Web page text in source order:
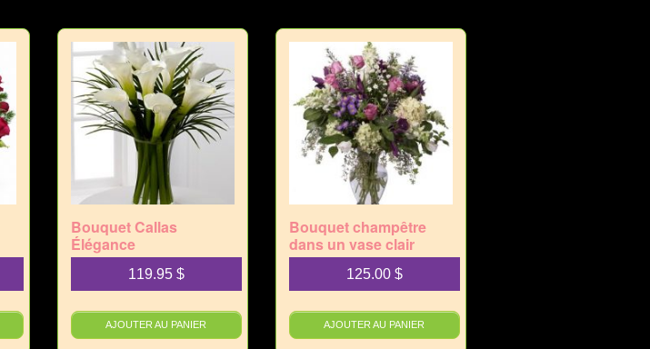
Bouquet Callas
Élégance
119.95 $
AJOUTER AU PANIER
Bouquet champêtre
dans un vase clair
125.00 $
AJOUTER AU PANIER